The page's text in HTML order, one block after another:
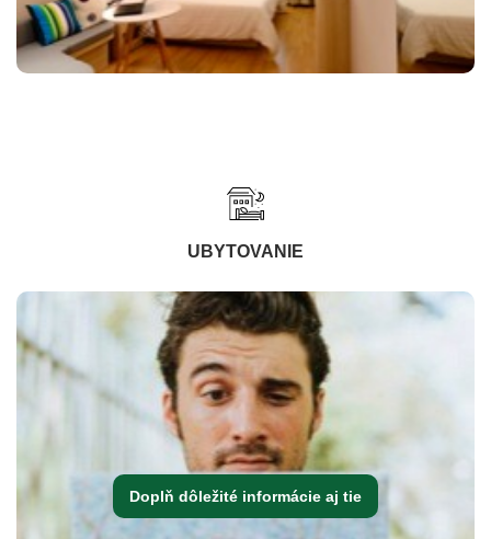
UBYTOVANIE
Doplň dôležité informácie aj tie